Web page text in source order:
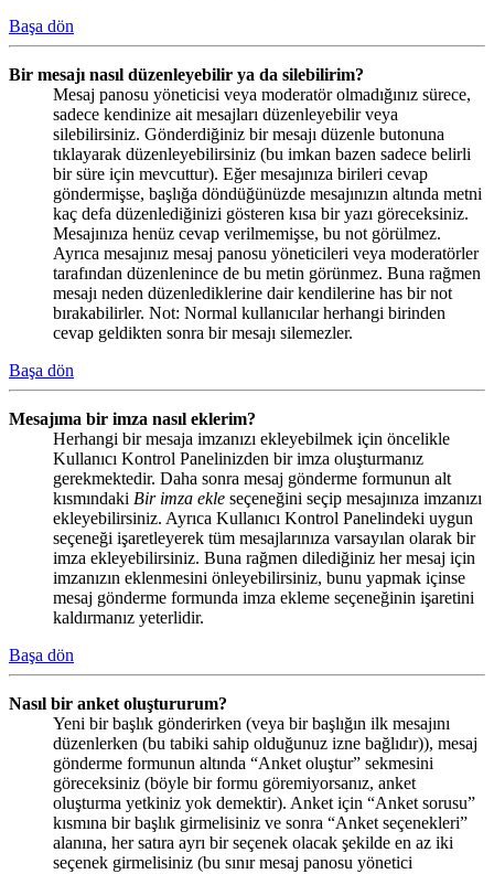
Başa dön
Bir mesajı nasıl düzenleyebilir ya da silebilirim?
Mesaj panosu yöneticisi veya moderatör olmadığınız sürece,
sadece kendinize ait mesajları düzenleyebilir veya
silebilirsiniz. Gönderdiğiniz bir mesajı düzenle butonuna
tıklayarak düzenleyebilirsiniz (bu imkan bazen sadece belirli
bir süre için mevcuttur). Eğer mesajınıza birileri cevap
göndermişse, başlığa döndüğünüzde mesajınızın altında metni
kaç defa düzenlediğinizi gösteren kısa bir yazı göreceksiniz.
Mesajınıza henüz cevap verilmemişse, bu not görülmez.
Ayrıca mesajınız mesaj panosu yöneticileri veya moderatörler
tarafından düzenlenince de bu metin görünmez. Buna rağmen
mesajı neden düzenlediklerine dair kendilerine has bir not
bırakabilirler. Not: Normal kullanıcılar herhangi birinden
cevap geldikten sonra bir mesajı silemezler.
Başa dön
Mesajıma bir imza nasıl eklerim?
Herhangi bir mesaja imzanızı ekleyebilmek için öncelikle
Kullanıcı Kontrol Panelinizden bir imza oluşturmanız
gerekmektedir. Daha sonra mesaj gönderme formunun alt
kısmındaki Bir imza ekle seçeneğini seçip mesajınıza imzanızı
ekleyebilirsiniz. Ayrıca Kullanıcı Kontrol Panelindeki uygun
seçeneği işaretleyerek tüm mesajlarınıza varsayılan olarak bir
imza ekleyebilirsiniz. Buna rağmen dilediğiniz her mesaj için
imzanızın eklenmesini önleyebilirsiniz, bunu yapmak içinse
mesaj gönderme formunda imza ekleme seçeneğinin işaretini
kaldırmanız yeterlidir.
Başa dön
Nasıl bir anket oluştururum?
Yeni bir başlık gönderirken (veya bir başlığın ilk mesajını
düzenlerken (bu tabiki sahip olduğunuz izne bağlıdır)), mesaj
gönderme formunun altında “Anket oluştur” sekmesini
göreceksiniz (böyle bir formu göremiyorsanız, anket
oluşturma yetkiniz yok demektir). Anket için “Anket sorusu”
kısmına bir başlık girmelisiniz ve sonra “Anket seçenekleri”
alanına, her satıra ayrı bir seçenek olacak şekilde en az iki
seçenek girmelisiniz (bu sınır mesaj panosu yönetici